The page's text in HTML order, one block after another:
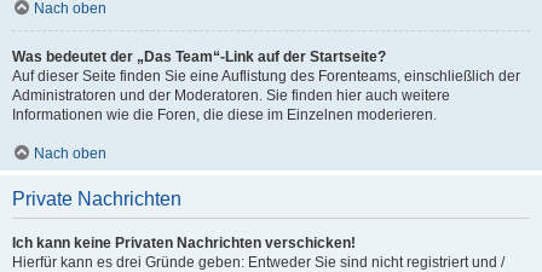
Nach oben
Was bedeutet der „Das Team“-Link auf der Startseite?
Auf dieser Seite finden Sie eine Auflistung des Forenteams, einschließlich der
Administratoren und der Moderatoren. Sie finden hier auch weitere
Informationen wie die Foren, die diese im Einzelnen moderieren.
Nach oben
Private Nachrichten
Ich kann keine Privaten Nachrichten verschicken!
Hierfür kann es drei Gründe geben: Entweder Sie sind nicht registriert und /